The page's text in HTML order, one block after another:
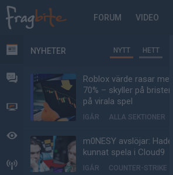
FORUM VIDEO
NYHETER
FORUM
VIDEO
BEVAKAT
HÄNDELSER
NYHETER NYTT HETT
Roblox värde rasar med
70% – skyller på bristen
på virala spel
IGÅR ALLA SEKTIONER
m0NESY avslöjar: Hade
kunnat spela i Cloud9
IGÅR COUNTER-STRIKE